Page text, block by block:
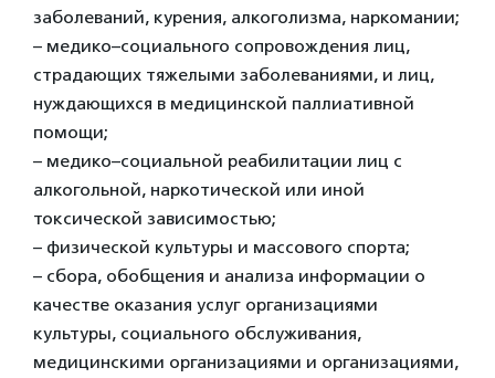
заболеваний, курения, алкоголизма, наркомании;
– медико–социального сопровождения лиц,
страдающих тяжелыми заболеваниями, и лиц,
нуждающихся в медицинской паллиативной
помощи;
– медико–социальной реабилитации лиц с
алкогольной, наркотической или иной
токсической зависимостью;
– физической культуры и массового спорта;
– сбора, обобщения и анализа информации о
качестве оказания услуг организациями
культуры, социального обслуживания,
медицинскими организациями и организациями,